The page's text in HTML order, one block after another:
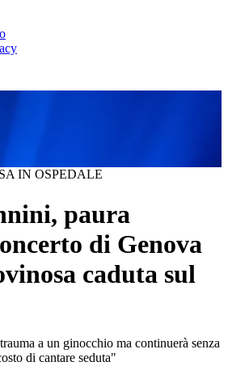
IN OSPEDALE
paura
di Genova
caduta sul
a un ginocchio ma continuerà senza
di cantare seduta"